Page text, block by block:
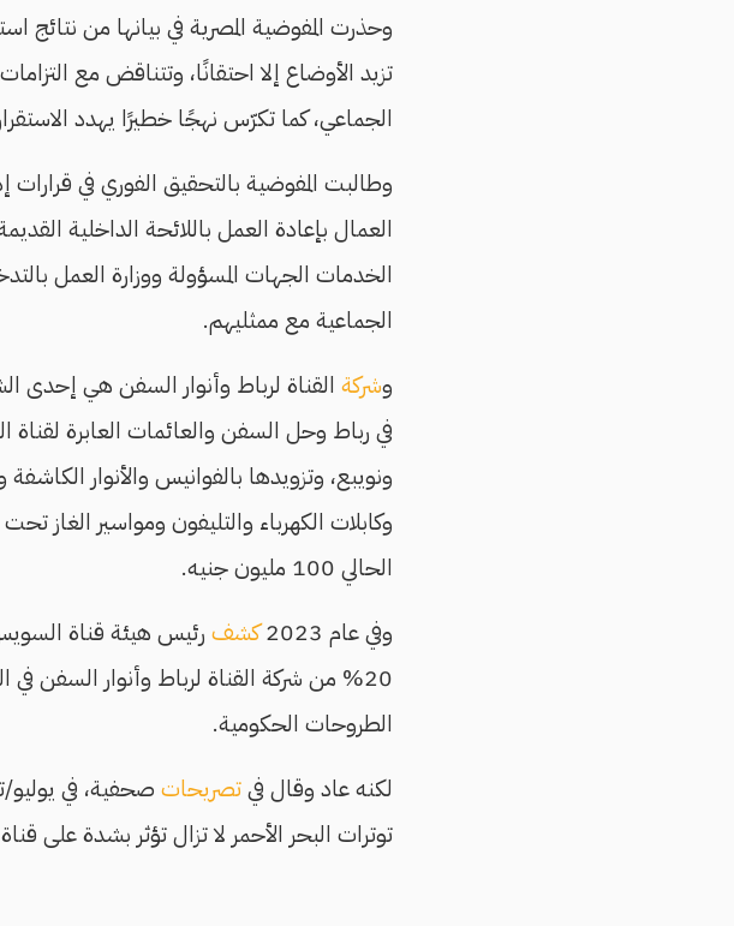
وحذرت المفوضية المصرية في بيانها من نتائج
تزيد الأوضاع إلا احتقانًا، وتتناقض مع
الجماعي، كما تكرّس نهجًا خطيرًا يهدد
وطالبت المفوضية بالتحقيق الفوري في قرارات
العمال بإعادة العمل باللائحة الداخلية
الخدمات الجهات المسؤولة ووزارة العمل
الجماعية مع ممثليهم.
وشركة
في رباط وحل السفن والعائمات العابرة
ونويبع، وتزويدها بالفوانیس والأنوار
الحالي 100 مليون جنيه.
وفي عام 2023
كشف رئيس هيئة قناة
20% من شركة القناة لرباط وأنوار السفن
الطروحات الحكومية.
لكنه عاد وقال فيتصريحات
توترات البحر الأحمر لا تزال تؤثر بشدة على